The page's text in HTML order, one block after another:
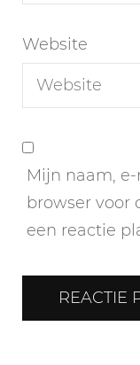
Website
Mijn naam,
browser voor
een reactie